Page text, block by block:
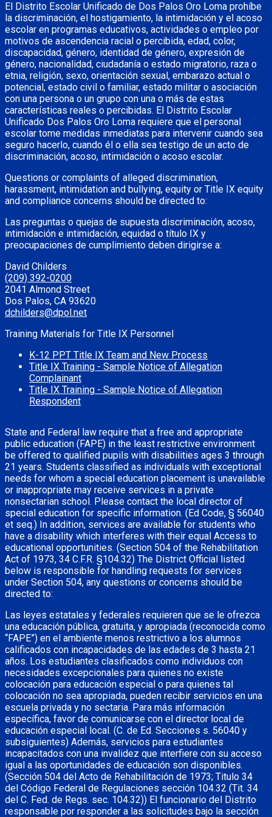
El Distrito Escolar Unificado de Dos Palos Oro Loma prohíbe
la discriminación, el hostigamiento, la intimidación y el acoso
escolar en programas educativos, actividades o empleo por
motivos de ascendencia racial o percibida, edad, color,
discapacidad, género, identidad de género, expresión de
género, nacionalidad, ciudadanía o estado migratorio, raza o
etnia, religión, sexo, orientación sexual, embarazo actual o
potencial, estado civil o familiar, estado militar o asociación
con una persona o un grupo con una o más de estas
características reales o percibidas. El Distrito Escolar
Unificado Dos Palos Oro Loma requiere que el personal
escolar tome medidas inmediatas para intervenir cuando sea
seguro hacerlo, cuando él o ella sea testigo de un acto de
discriminación, acoso, intimidación o acoso escolar.
Questions or complaints of alleged discrimination,
harassment, intimidation and bullying, equity or Title IX equity
and compliance concerns should be directed to:
Las preguntas o quejas de supuesta discriminación, acoso,
intimidación e intimidación, equidad o título IX y
preocupaciones de cumplimiento deben dirigirse a:
David Childers
(209) 392-0200
2041 Almond Street
Dos Palos, CA 93620
dchilders@dpol.net
Training Materials for Title IX Personnel
K-12 PPT Title IX Team and New Process
Title IX Training - Sample Notice of Allegation
Complainant
Title IX Training - Sample Notice of Allegation
Respondent
State and Federal law require that a free and appropriate
public education (FAPE) in the least restrictive environment
be offered to qualified pupils with disabilities ages 3 through
21 years. Students classified as individuals with exceptional
needs for whom a special education placement is unavailable
or inappropriate may receive services in a private
nonsectarian school. Please contact the local director of
special education for specific information. (Ed Code, § 56040
et seq.) In addition, services are available for students who
have a disability which interferes with their equal Access to
educational opportunities. (Section 504 of the Rehabilitation
Act of 1973, 34 C.F.R. §104.32) The District Official listed
below is responsible for handling requests for services
under Section 504, any questions or concerns should be
directed to:
Las leyes estatales y federales requieren que se le ofrezca
una educación pública, gratuita, y apropiada (reconocida como
“FAPE”) en el ambiente menos restrictivo a los alumnos
calificados con incapacidades de las edades de 3 hasta 21
años. Los estudiantes clasificados como individuos con
necesidades excepcionales para quienes no existe
colocación para educación especial o para quienes tal
colocación no sea apropiada, pueden recibir servicios en una
escuela privada y no sectaria. Para más información
específica, favor de comunicarse con el director local de
educación especial local. (C. de Ed. Secciones s. 56040 y
subsiguientes) Además, servicios para estudiantes
incapacitados con una invalidez que interfiere con su acceso
igual a las oportunidades de educación son disponibles.
(Sección 504 del Acto de Rehabilitación de 1973; Titulo 34
del Código Federal de Regulaciones sección 104.32 (Tit. 34
del C. Fed. de Regs. sec. 104.32)) El funcionario del Distrito
responsable por responder a las solicitudes bajo la sección